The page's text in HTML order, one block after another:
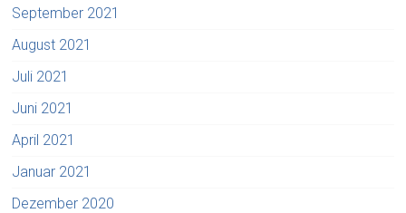
September 2021
August 2021
Juli 2021
Juni 2021
April 2021
Januar 2021
Dezember 2020